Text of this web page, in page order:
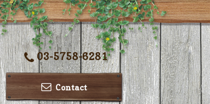
03-5758-6281
Contact